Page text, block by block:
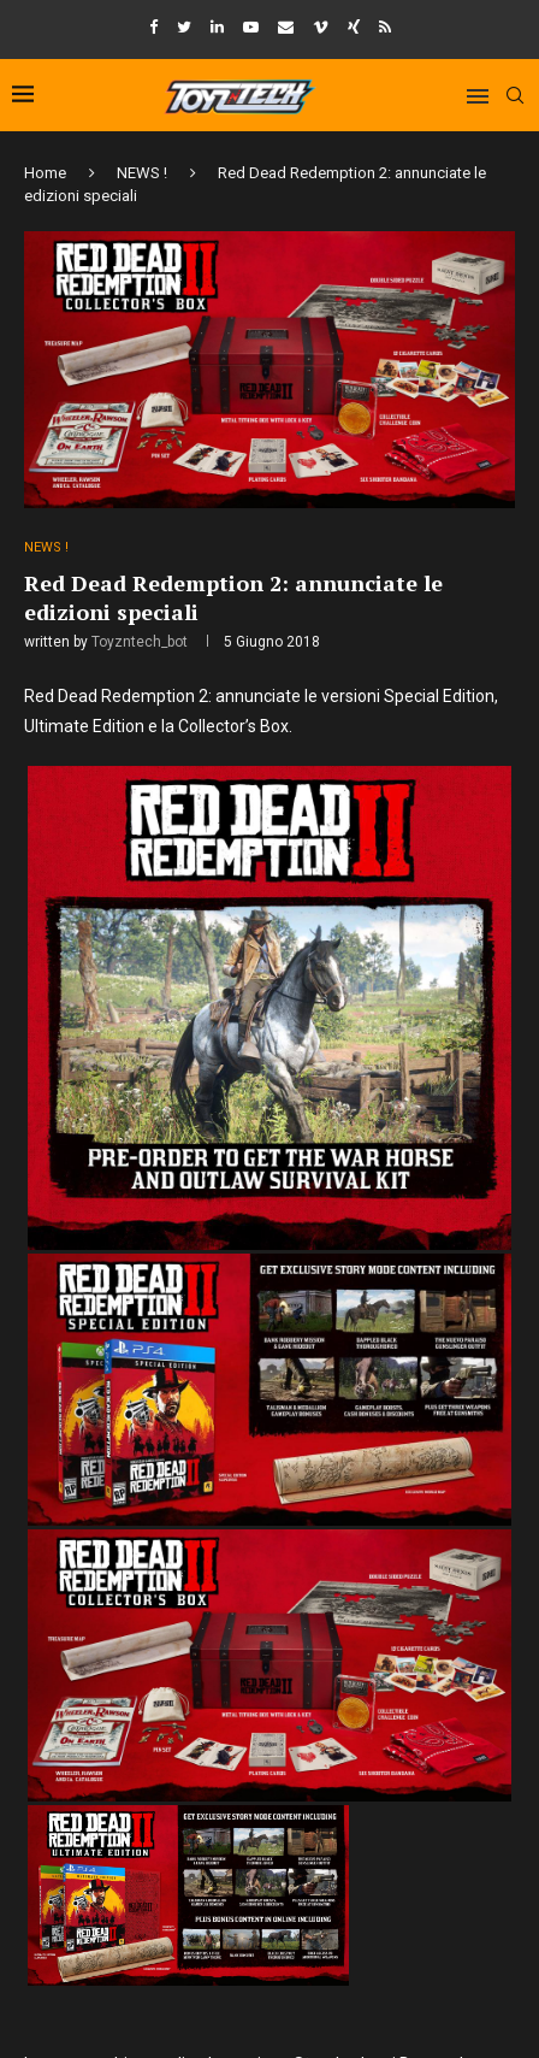
Home NEWS !
Red Dead Redemption 2: annunciate le
edizioni speciali
NEWS !
Red Dead Redemption 2: annunciate le
edizioni speciali
written by Toyzntech_bot 5 Giugno 2018
Red Dead Redemption 2: annunciate le versioni Special Edition,
Ultimate Edition e la Collector’s Box.